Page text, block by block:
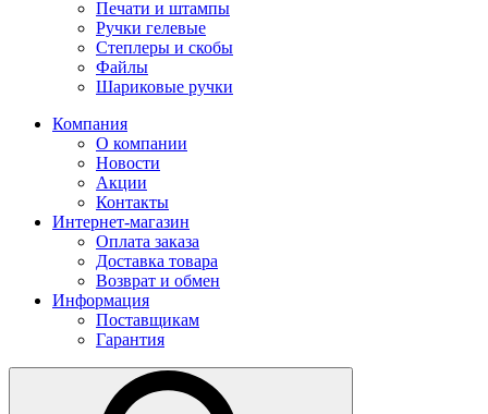
Печати и штампы
Ручки гелевые
Степлеры и скобы
Файлы
Шариковые ручки
Компания
О компании
Новости
Акции
Контакты
Интернет-магазин
Оплата заказа
Доставка товара
Возврат и обмен
Информация
Поставщикам
Гарантия